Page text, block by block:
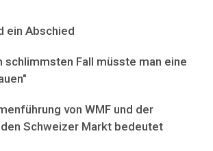
ein Abschied
schlimmsten Fall müsste man eine
von WMF und der
Schweizer Markt bedeutet